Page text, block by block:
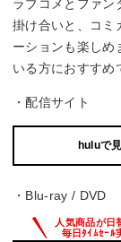
ラブコメとファン
掛け合いと、コミ
ーションも楽しめ
いる方におすすめ
・配信サイト
huluで
・Blu-ray / DVD